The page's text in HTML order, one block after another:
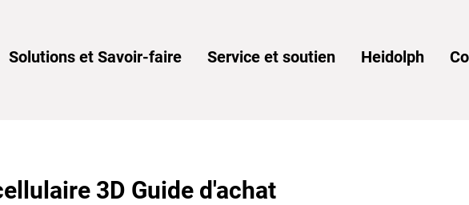
Solutions et Savoir-faire Service et soutien Heidolph
3D Guide d'achat